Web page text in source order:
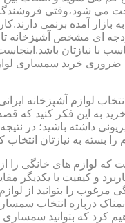
می شود،وقتی
بازار آمده برنمی
ای مشخص آشپزخانه
با نیازتان
خرید سمساری
لوازم آشپزخانه
به این فکر کنید که قصد
داشته باشید؛ در
بسته به نیازتان انتخاب
که لوازم های خانگی را از
و کیفیت با یکدیگر
مرغوب را بتوانید از
درباره انتخاب
کرد که بتوانید سمساری